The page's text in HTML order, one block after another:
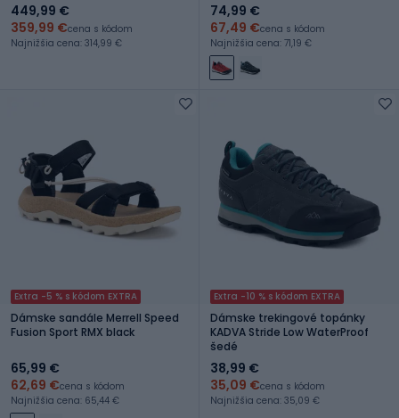
449,99 €
359,99 €cena s kódom
Najnižšia cena: 314,99 €
74,99 €
67,49 €cena s kódom
Najnižšia cena: 71,19 €
Extra -5 % s kódom EXTRA
Dámske sandále Merrell Speed
Fusion Sport RMX black
65,99 €
62,69 €cena s kódom
Najnižšia cena: 65,44 €
Extra -10 % s kódom EXTRA
Dámske trekingové topánky
KADVA Stride Low WaterProof
šedé
38,99 €
35,09 €cena s kódom
Najnižšia cena: 35,09 €